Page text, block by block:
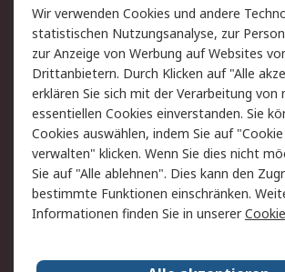
Rücksendungen
Kontakt
Hilfe
Rechtliches
AGB
Cookie-Richtlinie
Copyright/Impressum
Wir verwenden Cookies und andere
statistischen Nutzungsanalyse, zur
zur Anzeige von Werbung auf Websites
Drittanbietern. Durch Klicken auf "Alle
erklären Sie sich mit der Verarbeitung von
essentiellen Cookies einverstanden. Sie
Cookies auswählen, indem Sie auf
verwalten" klicken. Wenn Sie dies nicht
Sie auf "Alle ablehnen". Dies kann den
bestimmte Funktionen einschränken.
Informationen finden Sie in unserer